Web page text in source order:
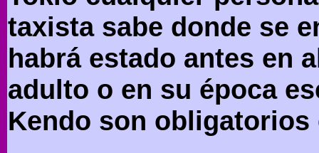
taxista sabe donde se
habrá estado antes en
adulto o en su época
Kendo son obligatorios